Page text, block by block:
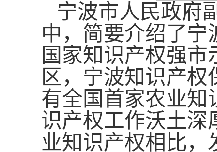
宁波市人民政府
中， 简要介绍了宁
国家知识产权强
区，宁波知识产
有全国首家农业知
识产权工作沃土深
业知识产权相比，